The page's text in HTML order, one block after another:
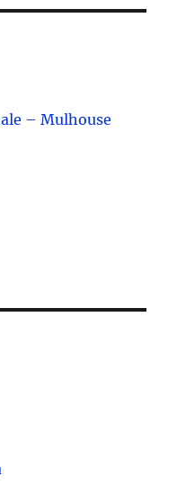
– Mulhouse